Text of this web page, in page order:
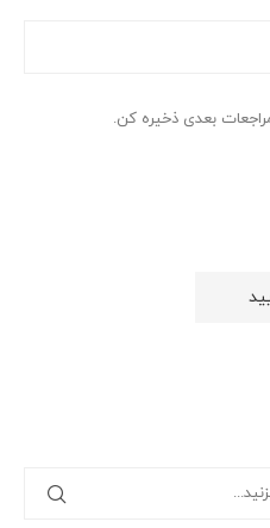
بعدی ذخیره کن.